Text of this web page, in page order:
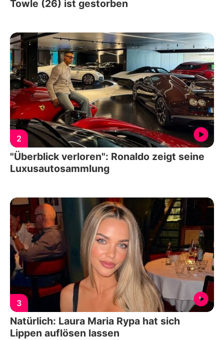
Towle (26) ist gestorben
2
"Überblick verloren": Ronaldo zeigt seine
Luxusautosammlung
3
Natürlich: Laura Maria Rypa hat sich
Lippen auflösen lassen